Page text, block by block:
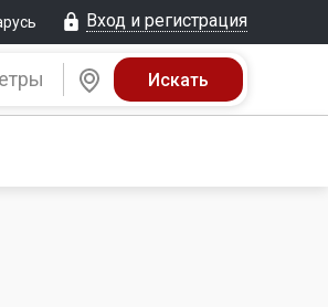
Вход и регистрация